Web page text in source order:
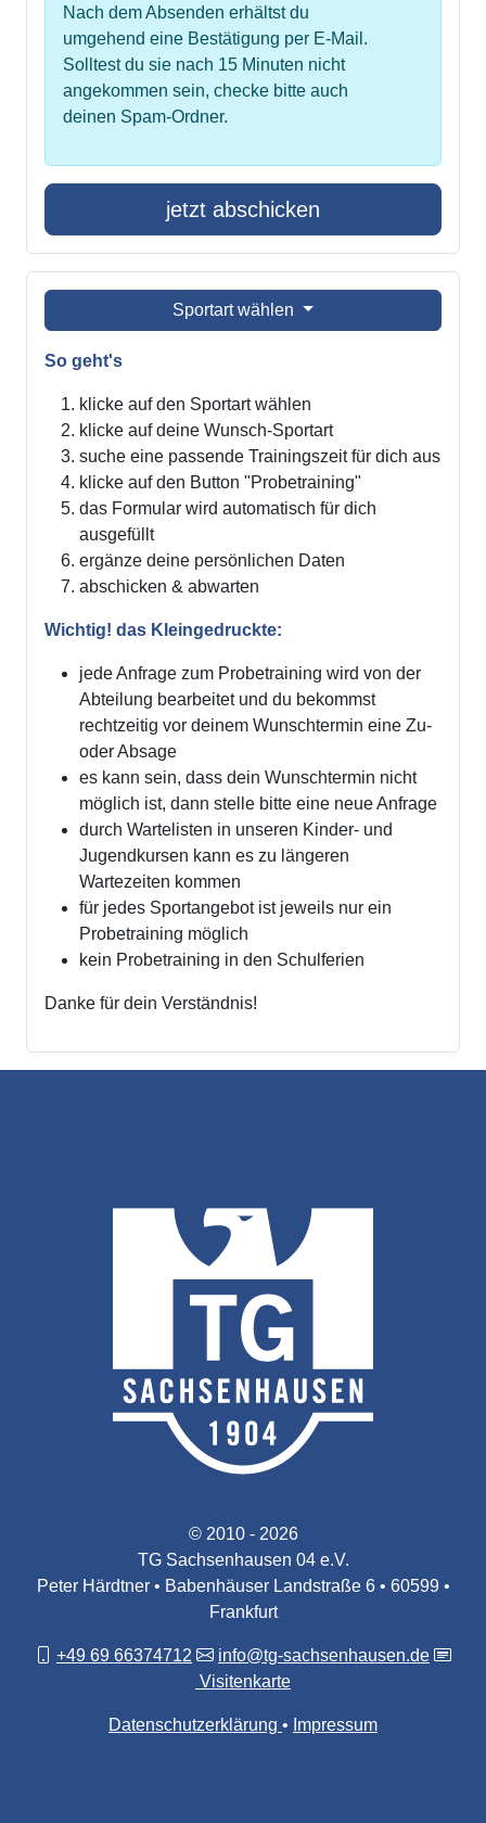
Nach dem Absenden erhältst du
umgehend eine Bestätigung per E-Mail.
Solltest du sie nach 15 Minuten nicht
angekommen sein, checke bitte auch
deinen Spam-Ordner.
jetzt abschicken
Sportart wählen
So geht's
klicke auf den Sportart wählen
klicke auf deine Wunsch-Sportart
suche eine passende Trainingszeit für dich aus
klicke auf den Button "Probetraining"
das Formular wird automatisch für dich
ausgefüllt
ergänze deine persönlichen Daten
abschicken & abwarten
Wichtig! das Kleingedruckte:
jede Anfrage zum Probetraining wird von der
Abteilung bearbeitet und du bekommst
rechtzeitig vor deinem Wunschtermin eine Zu-
oder Absage
es kann sein, dass dein Wunschtermin nicht
möglich ist, dann stelle bitte eine neue Anfrage
durch Wartelisten in unseren Kinder- und
Jugendkursen kann es zu längeren
Wartezeiten kommen
für jedes Sportangebot ist jeweils nur ein
Probetraining möglich
kein Probetraining in den Schulferien
Danke für dein Verständnis!
© 2010 - 2026
TG Sachsenhausen 04 e.V.
Peter Härdtner • Babenhäuser Landstraße 6 • 60599 •
Frankfurt
+49 69 66374712
info@tg-sachsenhausen.de
Visitenkarte
Datenschutzerklärung Impressum